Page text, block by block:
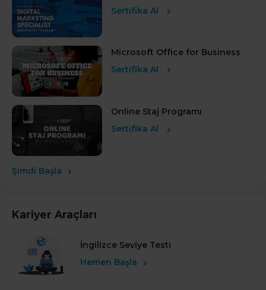
Sertifika Al
Microsoft Office for Business
Sertifika Al
Online Staj Programı
Sertifika Al
Şimdi Başla
Kariyer Araçları
İngilizce Seviye Testi
Hemen Başla